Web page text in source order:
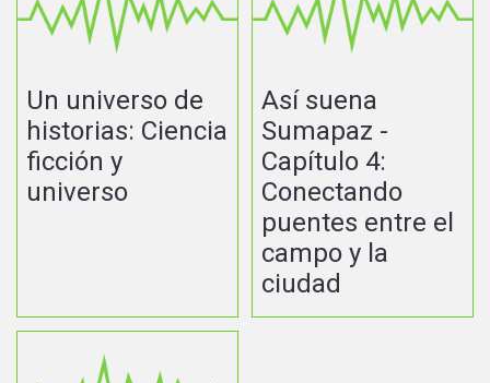
Un universo de
historias: Ciencia
ficción y
universo
Así suena
Sumapaz -
Capítulo 4:
Conectando
puentes entre el
campo y la
ciudad